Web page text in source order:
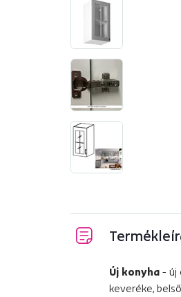
Új konyha - új
keveréke,